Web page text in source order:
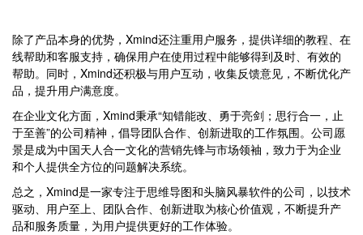
除了产品本身的优势，Xmind还注重用户服务，提供详细的教程、在
线帮助和客服支持，确保用户在使用过程中能够得到及时、有效的
帮助。同时，Xmind还积极与用户互动，收集反馈意见，不断优化产
品，提升用户满意度。
在企业文化方面，Xmind秉承“知错能改、勇于亮剑；思行合一，止
于至善”的公司精神，倡导团队合作、创新进取的工作氛围。公司愿
景是成为中国天人合一文化的营销先锋与市场领袖，致力于为企业
和个人提供全方位的问题解决系统。
总之，Xmind是一家专注于思维导图和头脑风暴软件的公司，以技术
驱动、用户至上、团队合作、创新进取为核心价值观，不断提升产
品和服务质量，为用户提供更好的工作体验。